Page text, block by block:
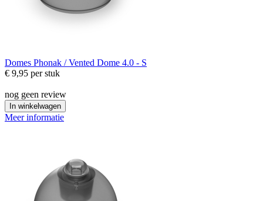
Domes Phonak / Vented Dome 4.0 - S
€ 9,95 per stuk
nog geen review
In winkelwagen
Meer informatie